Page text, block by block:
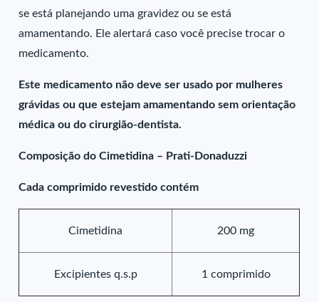
se está planejando uma gravidez ou se está
amamentando. Ele alertará caso você precise trocar o
medicamento.
Este medicamento não deve ser usado por mulheres
grávidas ou que estejam amamentando sem orientação
médica ou do cirurgião-dentista.
Composição do Cimetidina – Prati-Donaduzzi
Cada comprimido revestido contém
Cimetidina 200 mg
Excipientes q.s.p 1 comprimido